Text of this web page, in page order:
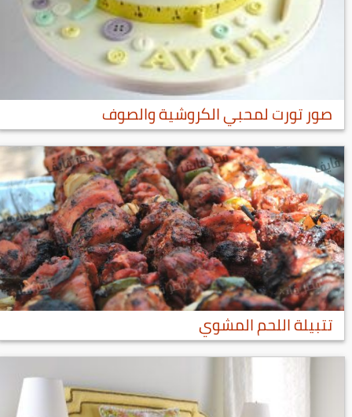
صور تورت لمحبي الكروشية والصوف
تتبيلة اللحم المشوي